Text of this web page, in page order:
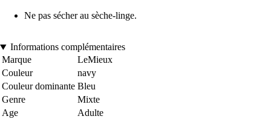
Ne pas sécher au sèche-linge.
Informations complémentaires
Marque
LeMieux
Couleur
navy
Couleur dominante Bleu
Genre
Mixte
Age
Adulte